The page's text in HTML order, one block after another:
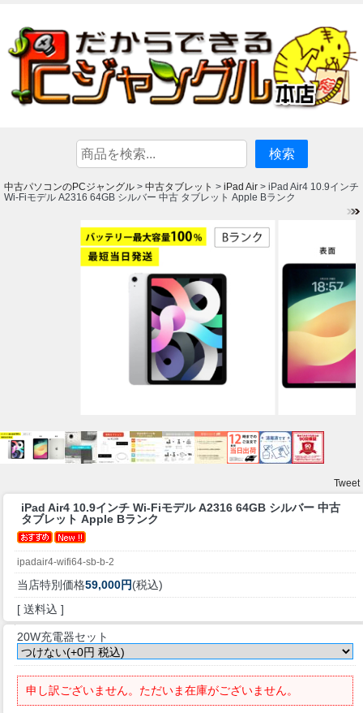
中古パソコンのPCジャングル > 中古タブレット > iPad Air > iPad Air4 10.9インチ
Wi-Fiモデル A2316 64GB シルバー 中古 タブレット Apple Bランク
Tweet
iPad Air4 10.9インチ Wi-Fiモデル A2316 64GB シルバー 中古
タブレット Apple Bランク
ipadair4-wifi64-sb-b-2
当店特別価格59,000円(税込)
[ 送料込 ]
20W充電器セット
申し訳ございません。ただいま在庫がございません。